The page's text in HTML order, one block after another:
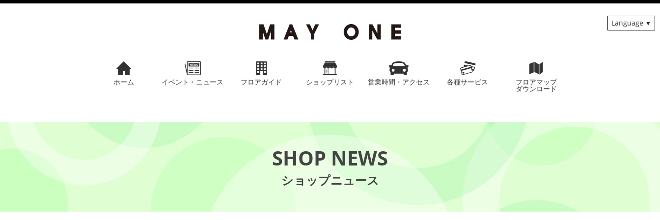
ホーム イベント・ニュース フロアガイド ショップリスト 営業時間・アクセス 各種サービス フロアマップ
ダウンロード
Language
SHOP NEWS